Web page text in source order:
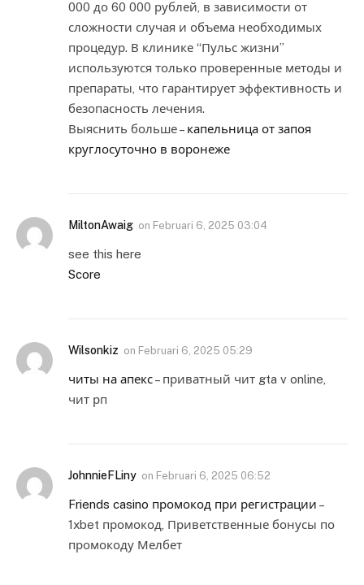
000 до 60 000 рублей, в зависимости от
сложности случая и объема необходимых
процедур. В клинике “Пульс жизни”
используются только проверенные методы и
препараты, что гарантирует эффективность и
безопасность лечения.
Выяснить больше – капельница от запоя
круглосуточно в воронеже
MiltonAwaig on Februari 6, 2025 03:04
see this here
Score
Wilsonkiz on Februari 6, 2025 05:29
читы на апекс– приватный чит gta v online,
чит рп
JohnnieFLiny on Februari 6, 2025 06:52
Friends casino промокод при регистрации –
1xbet промокод, Приветственные бонусы по
промокоду Мелбет